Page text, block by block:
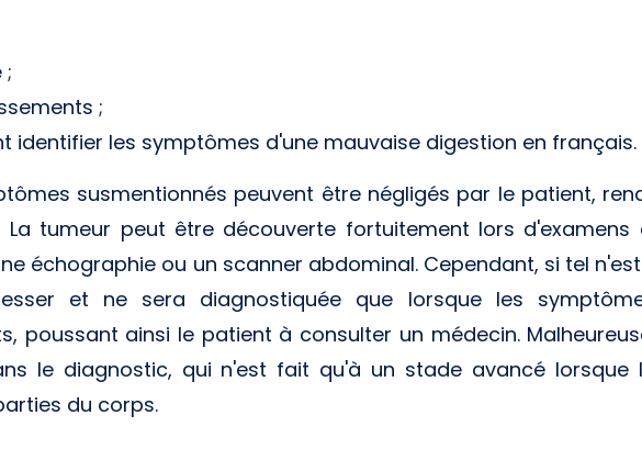
;
;
identifier les symptômes d'une mauvaise digestion en français.
susmentionnés peuvent être négligés par le patient,
La tumeur peut être découverte fortuitement lors
échographie ou un scanner abdominal. Cependant, si tel
et ne sera diagnostiquée que lorsque les
poussant ainsi le patient à consulter un médecin.
le diagnostic, qui n'est fait qu'à un stade avancé
du corps.